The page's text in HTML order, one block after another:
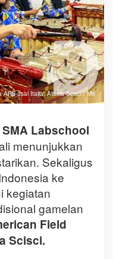
AFS asal Italia, Alissia Scisci / M9
Labschool
menunjukkan
Sekaligus
ke
kegiatan
gamelan
Field
Scisci.